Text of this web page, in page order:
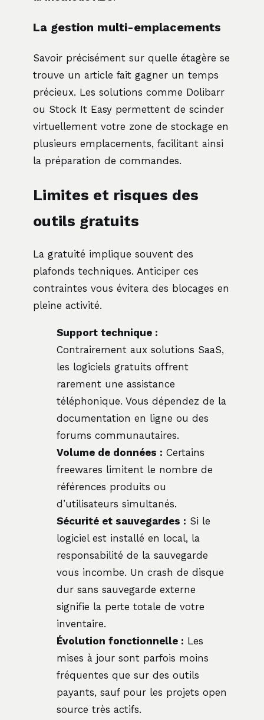
La gestion multi-emplacements
Savoir précisément sur quelle étagère se
trouve un article fait gagner un temps
précieux. Les solutions comme Dolibarr
ou Stock It Easy permettent de scinder
virtuellement votre zone de stockage en
plusieurs emplacements, facilitant ainsi
la préparation de commandes.
Limites et risques des
outils gratuits
La gratuité implique souvent des
plafonds techniques. Anticiper ces
contraintes vous évitera des blocages en
pleine activité.
Support technique :
Contrairement aux solutions SaaS,
les logiciels gratuits offrent
rarement une assistance
téléphonique. Vous dépendez de la
documentation en ligne ou des
forums communautaires.
Volume de données : Certains
freewares limitent le nombre de
références produits ou
d’utilisateurs simultanés.
Sécurité et sauvegardes : Si le
logiciel est installé en local, la
responsabilité de la sauvegarde
vous incombe. Un crash de disque
dur sans sauvegarde externe
signifie la perte totale de votre
inventaire.
Évolution fonctionnelle : Les
mises à jour sont parfois moins
fréquentes que sur des outils
payants, sauf pour les projets open
source très actifs.